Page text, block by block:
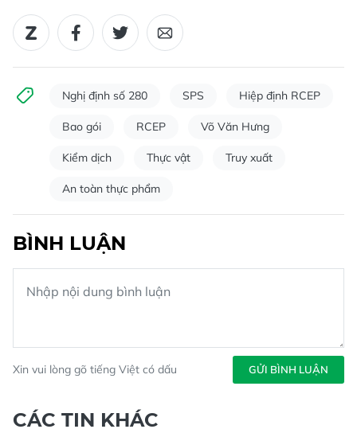
Nghị định số 280 SPS Hiệp định RCEP
Bao gói RCEP Võ Văn Hưng
Kiểm dịch Thực vật Truy xuất
An toàn thực phẩm
BÌNH LUẬN
Xin vui lòng gõ tiếng Việt có dấu GỬI BÌNH LUẬN
CÁC TIN KHÁC